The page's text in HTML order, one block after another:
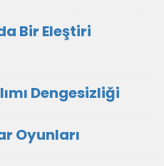
Bir Eleştiri
Dengesizliği
Oyunları